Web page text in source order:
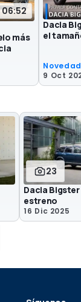
06:52
más
Dacia
el
9 Oct
23
Dacia
estreno
16 Dic 2025